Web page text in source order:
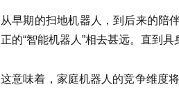
从早期的扫地机器人，到后来的陪
正的“智能机器人”相去甚远。直到
这意味着，家庭机器人的竞争维度